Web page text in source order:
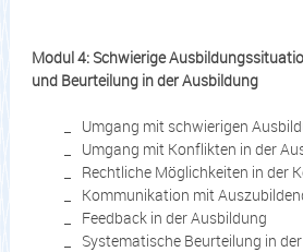
Modul 4: Schwierige
und Beurteilung in der Ausbildung
Umgang mit schwierigen
Umgang mit Konflikten in der
Rechtliche Möglichkeiten in der
Kommunikation mit
Feedback in der Ausbildung
Systematische Beurteilung in